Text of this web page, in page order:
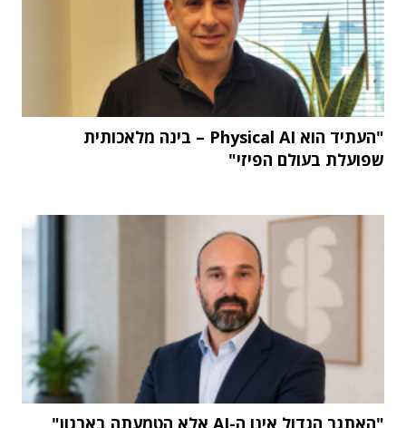
"העתיד הוא Physical AI – בינה מלאכותית
שפועלת בעולם הפיזי"
"האתגר הגדול אינו ה-AI אלא הטמעתה בארגון"